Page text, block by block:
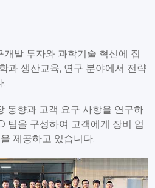
발 투자와 과학기술 혁신에 집
과 생산교육, 연구 분야에서 전략
.
동향과 고객 요구 사항을 연구하
팀을 구성하여 고객에게 장비 업
제공하고 있습니다.